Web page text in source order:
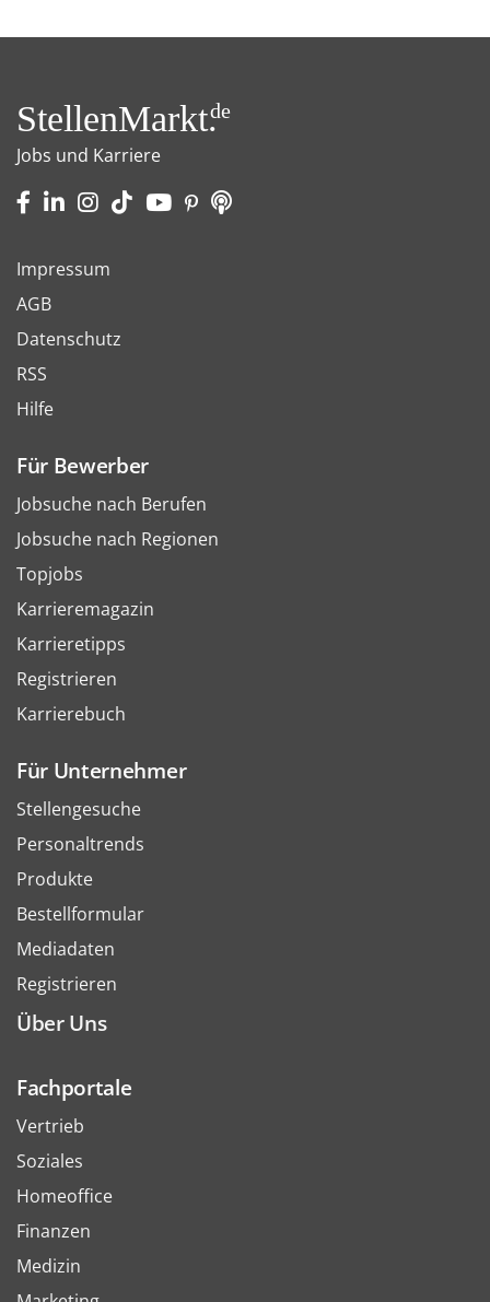
StellenMarkt.de
Jobs und Karriere
Impressum
AGB
Datenschutz
RSS
Hilfe
Für Bewerber
Jobsuche nach Berufen
Jobsuche nach Regionen
Topjobs
Karrieremagazin
Karrieretipps
Registrieren
Karrierebuch
Für Unternehmer
Stellengesuche
Personaltrends
Produkte
Bestellformular
Mediadaten
Registrieren
Über Uns
Fachportale
Vertrieb
Soziales
Homeoffice
Finanzen
Medizin